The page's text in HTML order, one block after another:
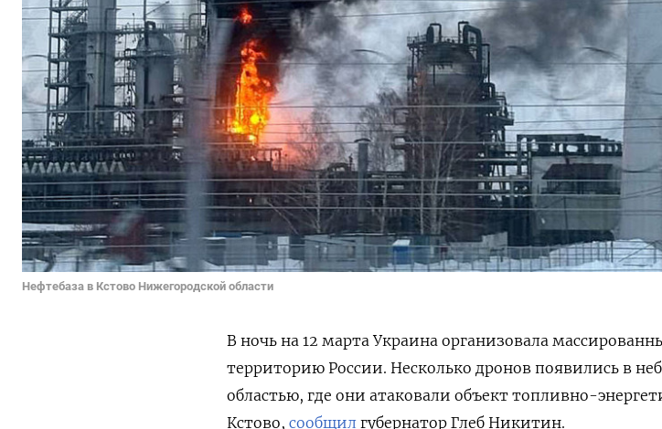
Нефтебаза в Кстово Нижегородской области
В ночь на 12 марта Украина организовала
территорию России. Несколько дронов появились в
областью, где они атаковали объект топливно-
Кстово, сообщил губернатор Глеб Никитин.